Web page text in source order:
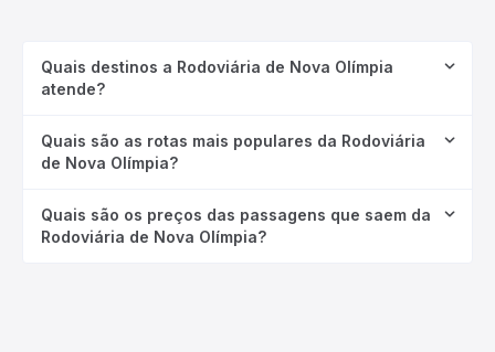
Quais destinos a Rodoviária de Nova Olímpia
atende?
Quais são as rotas mais populares da Rodoviária
de Nova Olímpia?
Quais são os preços das passagens que saem da
Rodoviária de Nova Olímpia?